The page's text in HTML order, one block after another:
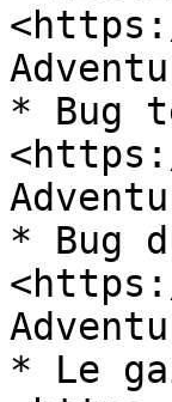
* Bug
* Bug
* Le